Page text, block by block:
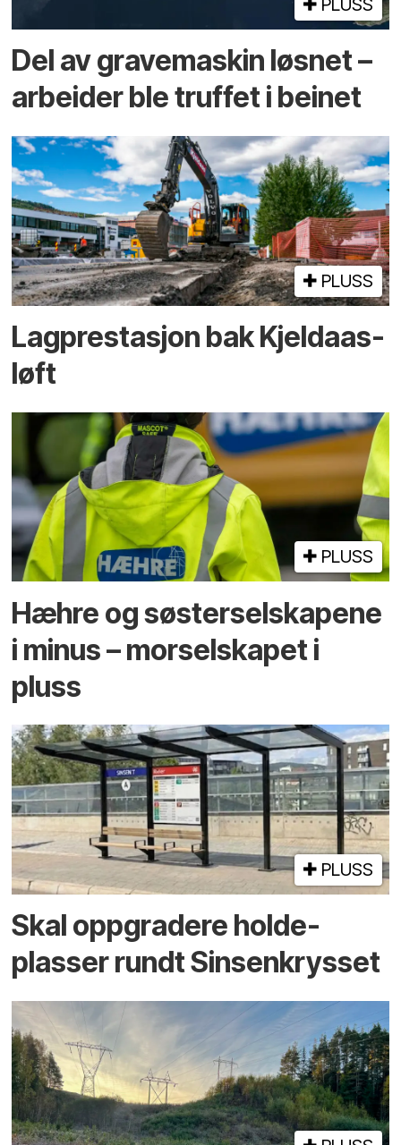
PLUSS
Del av grave­maskin løsnet –
arbeider ble truffet i beinet
PLUSS
Lagprestasjon bak Kjeldaas-
løft
PLUSS
Hæhre og søster­selskapene
i minus – mor­selskapet i
pluss
PLUSS
Skal oppgradere holde­
plasser rundt Sinsenkrysset